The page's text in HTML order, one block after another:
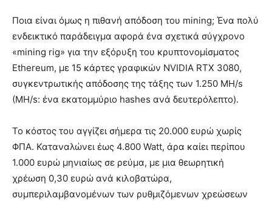
Ποια είναι όμως η πιθανή απόδοση του mining; Ένα πολύ
ενδεικτικό παράδειγμα αφορά ένα σχετικά σύγχρονο
«mining rig» για την εξόρυξη του κρυπτονομίσματος
Ethereum, με 15 κάρτες γραφικών NVIDIA RTX 3080,
συγκεντρωτικής απόδοσης της τάξης των 1.250 MH/s
(MH/s: ένα εκατομμύριο hashes ανά δευτερόλεπτο).
Το κόστος του αγγίζει σήμερα τις 20.000 ευρώ χωρίς
ΦΠΑ. Καταναλώνει έως 4.800 Watt, άρα καίει περίπου
1.000 ευρώ μηνιαίως σε ρεύμα, με μια θεωρητική
χρέωση 0,30 ευρώ ανά κιλοβατώρα,
συμπεριλαμβανομένων των ρυθμιζόμενων χρεώσεων